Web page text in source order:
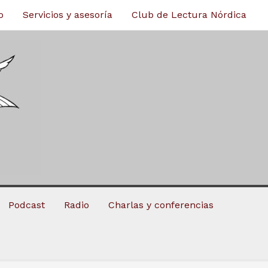
Servicios y asesoría Club de Lectura Nórdica
Podcast Radio Charlas y conferencias